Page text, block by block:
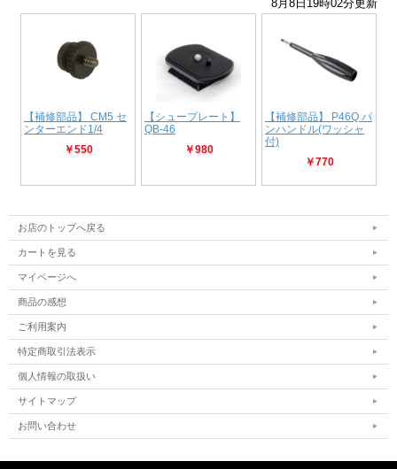
お店のトップへ戻る
カートを見る
マイページへ
商品の感想
ご利用案内
特定商取引法表示
個人情報の取扱い
サイトマップ
お問い合わせ